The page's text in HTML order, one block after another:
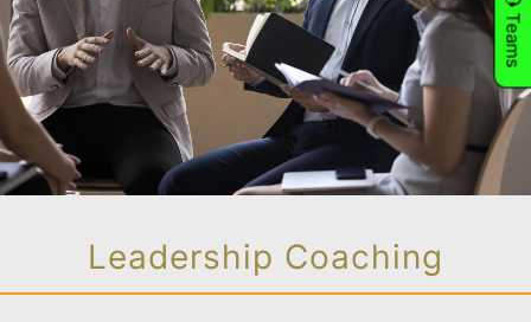
Leadership Coaching
Teams